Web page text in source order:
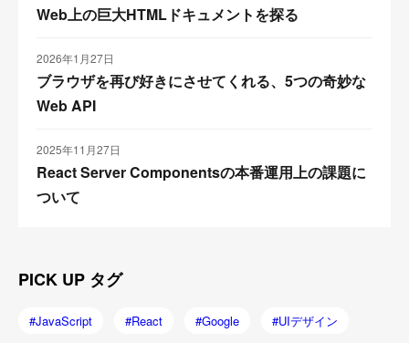
Web上の巨大HTMLドキュメントを探る
2026年1月27日
ブラウザを再び好きにさせてくれる、5つの奇妙な
Web API
2025年11月27日
React Server Componentsの本番運用上の課題に
ついて
PICK UP タグ
JavaScript React Google UIデザイン